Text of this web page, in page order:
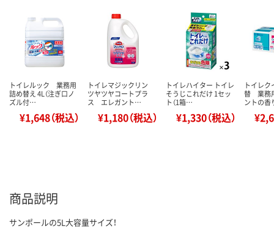
トイレルック 業務用
詰め替え 4L（注ぎ口ノ
ズル付…
¥1,648（税込）
トイレマジックリン
ツヤツヤコートプラ
ス エレガント…
¥1,180（税込）
トイレハイター トイレ
そうじこれだけ 1セッ
ト（1箱…
¥1,330（税込）
トイレク
替 業務
ントの
商品説明
サンポールの5L大容量サイズ！